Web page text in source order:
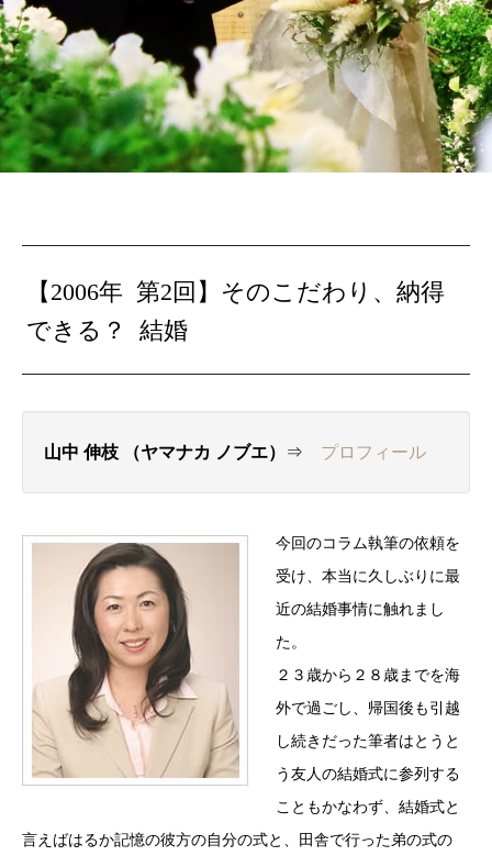
【2006年 第2回】そのこだわり、納得
できる？ 結婚
山中 伸枝 （ヤマナカ ノブエ） ⇒ プロフィール
今回のコラム執筆の依頼を
受け、本当に久しぶりに最
近の結婚事情に触れまし
た。
２３歳から２８歳までを海
外で過ごし、帰国後も引越
し続きだった筆者はとうと
う友人の結婚式に参列する
こともかなわず、結婚式と
言えばはるか記憶の彼方の自分の式と、田舎で行った弟の式の